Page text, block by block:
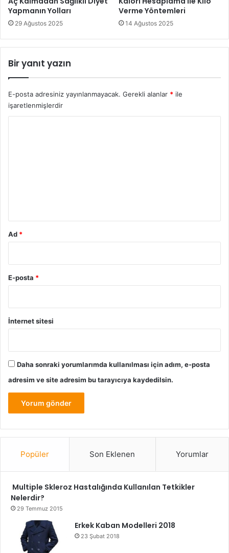
Yapmanın Yolları
29 Ağustos 2025
Verme Yöntemleri
14 Ağustos 2025
Bir yanıt yazın
E-posta adresiniz yayınlanmayacak. Gerekli alanlar * ile
işaretlenmişlerdir
Ad *
E-posta *
İnternet sitesi
Daha sonraki yorumlarımda kullanılması için adım, e-posta
adresim ve site adresim bu tarayıcıya kaydedilsin.
Popüler Son Eklenen Yorumlar
Multiple Skleroz Hastalığında Kullanılan Tetkikler
Nelerdir?
29 Temmuz 2015
Erkek Kaban Modelleri 2018
23 Şubat 2018